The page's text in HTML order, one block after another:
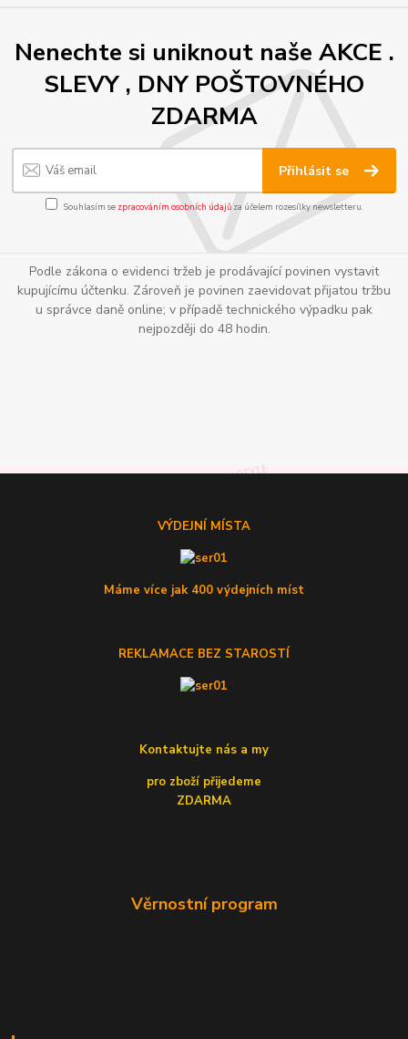
Nenechte si uniknout naše AKCE .
SLEVY , DNY POŠTOVNÉHO
ZDARMA
Přihlásit se
Souhlasím se zpracováním osobních údajůza účelem rozesílky newsletteru.
Podle zákona o evidenci tržeb je prodávající povinen vystavit
kupujícímu účtenku. Zároveň je povinen zaevidovat přijatou tržbu
u správce daně online; v případě technického výpadku pak
nejpozději do 48 hodin.
VÝDEJNÍ MÍSTA
Máme více jak 400 výdejních míst
REKLAMACE BEZ STAROSTÍ
Kontaktujte nás a my
pro zboží přijedeme
ZDARMA
Věrnostní program